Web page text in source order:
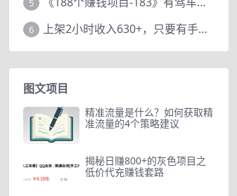
6 上架2小时收入630+，只要有手就能做的AI搞钱项目，奶奶看完都能学会!
图文项目
精准流量是什么？如何获取精
准流量的4个策略建议
揭秘日赚800+的灰色项目之
低价代充赚钱套路